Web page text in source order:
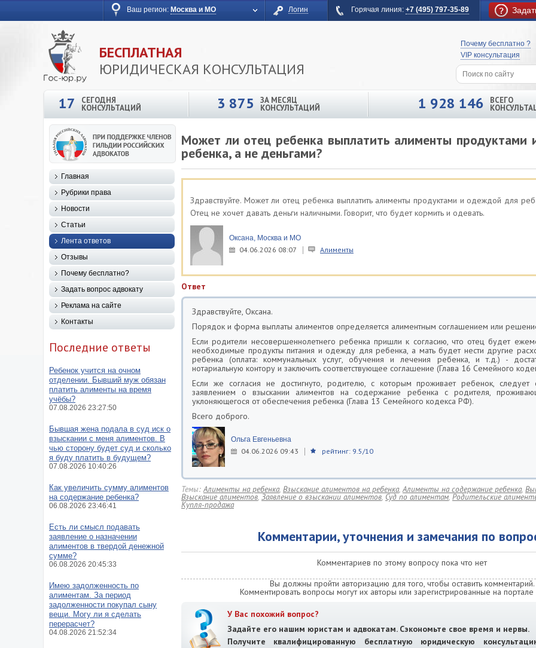
Ваш регион: Москва и МО Логин Горячая линия: +7 (495) 797-35-89
БЕСПЛАТНАЯ
ЮРИДИЧЕСКАЯ КОНСУЛЬТАЦИЯ
Почему бесплатно ?
VIP консультация
17 СЕГОДНЯ
КОНСУЛЬТАЦИЙ 3 875 ЗА МЕСЯЦ
КОНСУЛЬТАЦИЙ 1 928 146 ВСЕГО
Может ли отец ребенка выплатить алименты
ребенка, а не деньгами?
Здравствуйте. Может ли отец ребенка выплатить алименты продуктами и одеждой для
Отец не хочет давать деньги наличными. Говорит, что будет кормить и одевать.
Оксана, Москва и МО
04.06.2026 08:07 Алименты
Ответ
Здравствуйте, Оксана.
Порядок и форма выплаты алиментов определяется алиментным соглашением или
Если родители несовершеннолетнего ребенка пришли к согласию, что отец будет
необходимые продукты питания и одежду для ребенка, а мать будет нести другие
ребенка (оплата: коммунальных услуг, обучения и лечения ребенка, и т.д.) -
нотариальную контору и заключить соответствующее соглашение (Глава 16 Семейного
Если же согласия не достигнуто, родителю, с которым проживает ребенок, следует
заявлением о взыскании алиментов на содержание ребенка с родителя,
уклоняющегося от обеспечения ребенка (Глава 13 Семейного кодекса РФ).
Всего доброго.
Ольга Евгеньевна
04.06.2026 09:43 рейтинг: 9.5/10
Темы:Алименты на ребенка, Взыскание алиментов на ребенка,Алименты на содержание ребенка,
Взыскание алиментов,Заявление о взыскании алиментов,Суд по алиментам,Родительские
Купля-продажа
Комментарии, уточнения и замечания по
Комментариев по этому вопросу пока что нет
Вы должны пройти авторизацию для того, чтобы оставить комментарий.
Комментировать вопросы могут их авторы или зарегистрированные на
У Вас похожий вопрос?
Задайте его нашим юристам и адвокатам. Сэкономьте свое время и нервы.
Получите квалифицированную бесплатную юридическую
Главная
Рубрики права
Новости
Статьи
Лента ответов
Отзывы
Почему бесплатно?
Задать вопрос адвокату
Реклама на сайте
Контакты
Последние ответы
Ребенок учится на очном
отделении. Бывший муж обязан
платить алименты на время
учёбы?
07.08.2026 23:27:50
Бывшая жена подала в суд иск о
взыскании с меня алиментов. В
чью сторону будет суд и сколько
я буду платить в будущем?
07.08.2026 10:40:26
Как увеличить сумму алиментов
на содержание ребенка?
06.08.2026 23:46:41
Есть ли смысл подавать
заявление о назначении
алиментов в твердой денежной
сумме?
06.08.2026 20:45:33
Имею задолженность по
алиментам. За период
задолженности покупал сыну
вещи. Могу ли я сделать
перерасчет?
04.08.2026 21:52:34